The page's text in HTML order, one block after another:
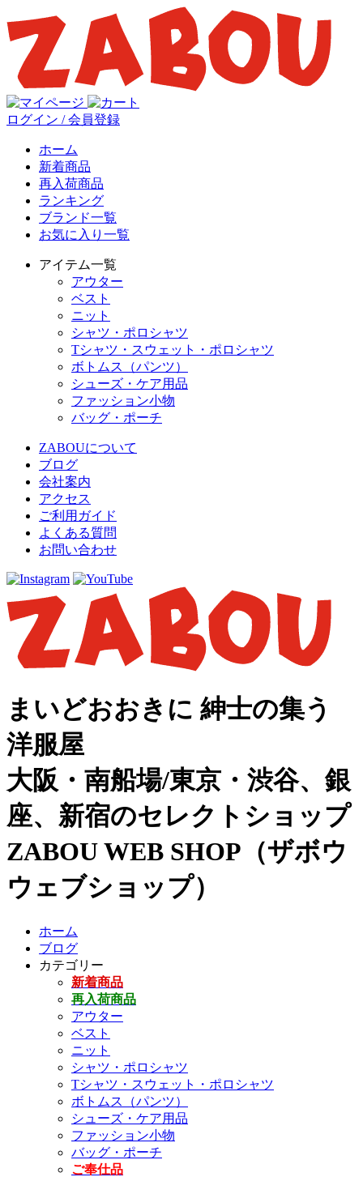
ログイン / 会員登録
ホーム
新着商品
再入荷商品
ランキング
ブランド一覧
お気に入り一覧
アイテム一覧
アウター
ベスト
ニット
シャツ・ポロシャツ
Tシャツ・スウェット・ポロシャツ
ボトムス（パンツ）
シューズ・ケア用品
ファッション小物
バッグ・ポーチ
ZABOUについて
ブログ
会社案内
アクセス
ご利用ガイド
よくある質問
お問い合わせ
まいどおおきに 紳士の集う
洋服屋
大阪・南船場/東京・渋谷、銀
座、新宿のセレクトショップ
ZABOU WEB SHOP（ザボウ
ウェブショップ）
ホーム
ブログ
カテゴリー
新着商品
再入荷商品
アウター
ベスト
ニット
シャツ・ポロシャツ
Tシャツ・スウェット・ポロシャツ
ボトムス（パンツ）
シューズ・ケア用品
ファッション小物
バッグ・ポーチ
ご奉仕品